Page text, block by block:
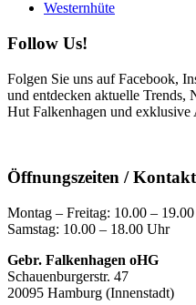
Westernhüte
Follow Us!
Folgen Sie uns auf Facebook,
und entdecken aktuelle Trends,
Hut Falkenhagen und exklusive
Öffnungszeiten / Kontakt
Montag – Freitag: 10.00 –
Samstag: 10.00 – 18.00 Uhr
Gebr. Falkenhagen oHG
Schauenburgerstr. 47
20095 Hamburg (Innenstadt)